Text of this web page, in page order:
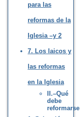
para las
reformas de la
Iglesia –y 2
7. Los laicos y
las reformas
en la Iglesia
II.–Qué
debe
reformarse